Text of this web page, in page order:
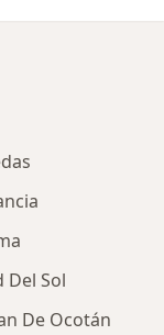
Del Sol
De Ocotán